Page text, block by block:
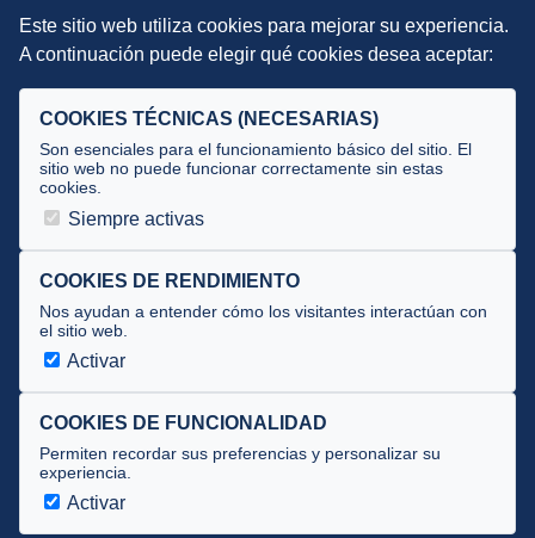
DIRECCIÓN TÉCNICA
Selecciones
Tecnificación
JUECES Y OFICIALES
Documentos
Cursos
Circulares oficiales
Convocatorias y Equipaciones
Av. José Atarés 101, semisótano. 50018 Zaragoza
Este sitio web utiliza cookies para mejorar su experiencia.
A continuación puede elegir qué cookies desea aceptar:
COOKIES TÉCNICAS (NECESARIAS)
Son esenciales para el funcionamiento básico del sitio. El
sitio web no puede funcionar correctamente sin estas
cookies.
Siempre activas
COOKIES DE RENDIMIENTO
Nos ayudan a entender cómo los visitantes interactúan con
el sitio web.
Activar
COOKIES DE FUNCIONALIDAD
Permiten recordar sus preferencias y personalizar su
experiencia.
Activar